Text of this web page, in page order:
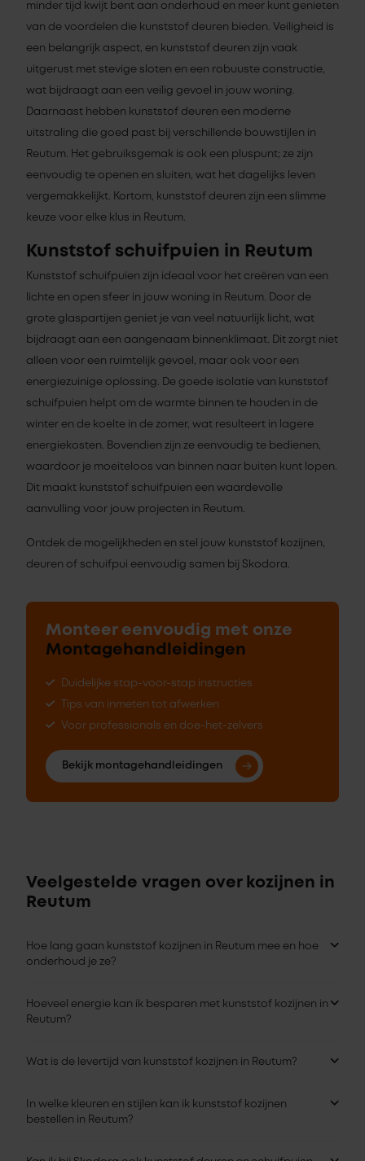
minder tijd kwijt bent aan onderhoud en meer kunt genieten
van de voordelen die kunststof deuren bieden. Veiligheid is
een belangrijk aspect, en kunststof deuren zijn vaak
uitgerust met stevige sloten en een robuuste constructie,
wat bijdraagt aan een veilig gevoel in jouw woning.
Daarnaast hebben kunststof deuren een moderne
uitstraling die goed past bij verschillende bouwstijlen in
Reutum. Het gebruiksgemak is ook een pluspunt; ze zijn
eenvoudig te openen en sluiten, wat het dagelijks leven
vergemakkelijkt. Kortom, kunststof deuren zijn een slimme
keuze voor elke klus in Reutum.
Kunststof schuifpuien in Reutum
Kunststof schuifpuien zijn ideaal voor het creëren van een
lichte en open sfeer in jouw woning in Reutum. Door de
grote glaspartijen geniet je van veel natuurlijk licht, wat
bijdraagt aan een aangenaam binnenklimaat. Dit zorgt niet
alleen voor een ruimtelijk gevoel, maar ook voor een
energiezuinige oplossing. De goede isolatie van kunststof
schuifpuien helpt om de warmte binnen te houden in de
winter en de koelte in de zomer, wat resulteert in lagere
energiekosten. Bovendien zijn ze eenvoudig te bedienen,
waardoor je moeiteloos van binnen naar buiten kunt lopen.
Dit maakt kunststof schuifpuien een waardevolle
aanvulling voor jouw projecten in Reutum.
Ontdek de mogelijkheden en stel jouw kunststof kozijnen,
deuren of schuifpui eenvoudig samen bij Skodora.
Monteer eenvoudig met onze
Montagehandleidingen
Duidelijke stap-voor-stap instructies
Tips van inmeten tot afwerken
Voor professionals en doe-het-zelvers
Bekijk montagehandleidingen
Veelgestelde vragen over kozijnen in
Reutum
Hoe lang gaan kunststof kozijnen in Reutum mee en hoe
onderhoud je ze?
Hoeveel energie kan ik besparen met kunststof kozijnen in
Reutum?
Wat is de levertijd van kunststof kozijnen in Reutum?
In welke kleuren en stijlen kan ik kunststof kozijnen
bestellen in Reutum?